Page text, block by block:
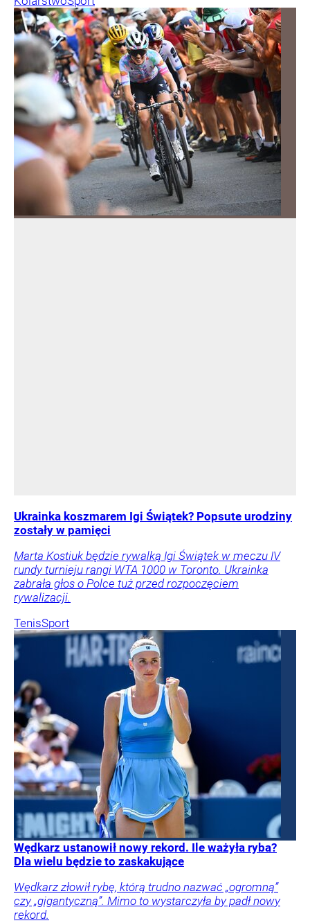
Ukrainka koszmarem Igi Świątek? Popsute urodziny
zostały w pamięci
Marta Kostiuk będzie rywalką Igi Świątek w meczu IV
rundy turnieju rangi WTA 1000 w Toronto. Ukrainka
zabrała głos o Polce tuż przed rozpoczęciem
rywalizacji.
TenisSport
Wędkarz ustanowił nowy rekord. Ile ważyła ryba?
Dla wielu będzie to zaskakujące
Wędkarz złowił rybę, którą trudno nazwać „ogromną”
czy „gigantyczną”. Mimo to wystarczyła by padł nowy
rekord.